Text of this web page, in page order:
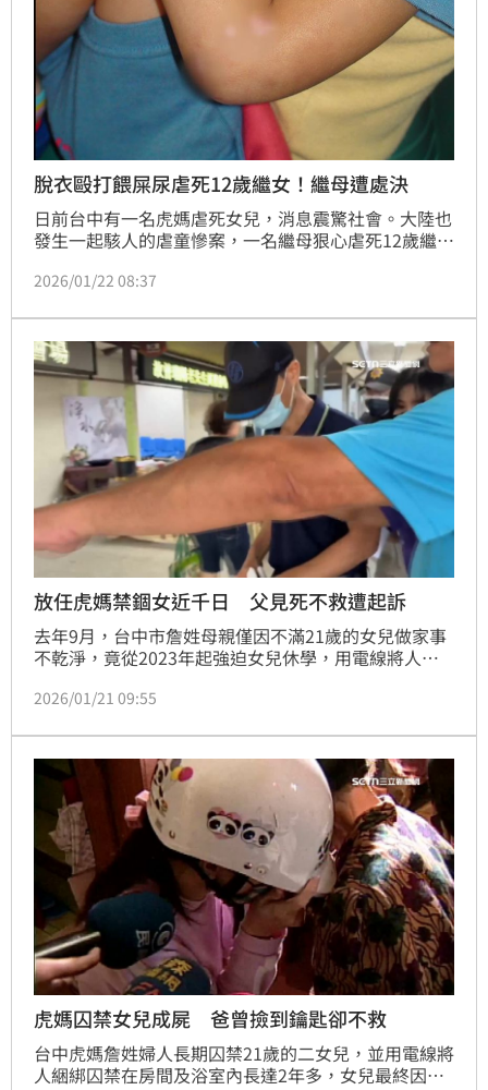
脫衣毆打餵屎尿虐死12歲繼女！繼母遭處決
日前台中有一名虎媽虐死女兒，消息震驚社會。大陸也
發生一起駭人的虐童慘案，一名繼母狠心虐死12歲繼
嘴，導致繼女受虐致死，體重僅剩20公斤。繼母遭當地
有期徒刑。
2026/01/22 08:37
放任虎媽禁錮女近千日 父見死不救遭起訴
去年9月，台中市詹姓母親僅因不滿21歲的女兒做家事
不乾淨，竟從2023年起強迫女兒休學，用電線將人綑
食物，女兒長期處於飢餓狀態，最終因營養不良、多重
未報警，還伴屍3天試圖清洗掩蓋屍臭，台中地檢署偵
結後將詹女私行拘禁凌虐致死罪提起公訴，而詹女的陳
姓丈夫名知女兒受虐卻放任不管，遭檢方一併起訴。
2026/01/21 09:55
虎媽囚禁女兒成屍 爸曾撿到鑰匙卻不救
台中虎媽詹姓婦人長期囚禁21歲的二女兒，並用電線將
人綑綁囚禁在房間及浴室內長達2年多，女兒最終因營